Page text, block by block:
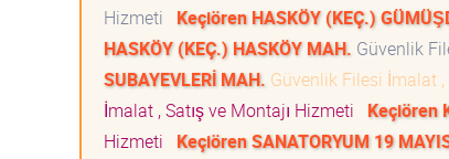
Hizmeti
Keçiören HASKÖY (KEÇ.)
HASKÖY (KEÇ.) HASKÖY MAH. Güvenlik
SUBAYEVLERİ MAH. Güvenlik Filesi İmalat ,
İmalat , Satış ve Montajı Hizmeti
Keçiören
Hizmeti
Keçiören SANATORYUM 19